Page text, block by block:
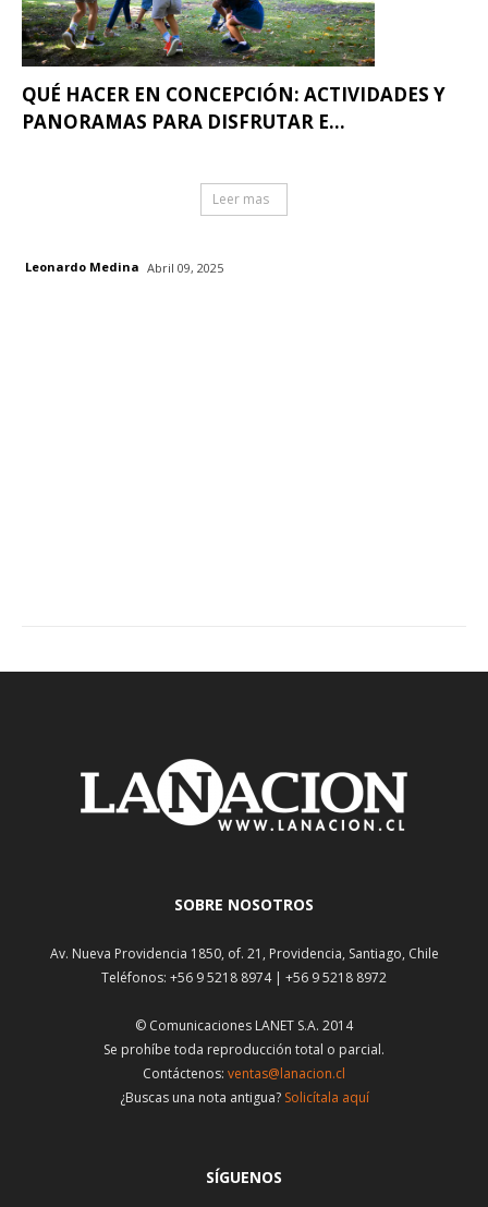
QUÉ HACER EN CONCEPCIÓN: ACTIVIDADES Y
PANORAMAS PARA DISFRUTAR E...
Leer mas
Leonardo Medina Abril 09, 2025
SOBRE NOSOTROS
Av. Nueva Providencia 1850, of. 21, Providencia, Santiago, Chile
Teléfonos: +56 9 5218 8974 | +56 9 5218 8972
© Comunicaciones LANET S.A. 2014
Se prohíbe toda reproducción total o parcial.
Contáctenos: ventas@lanacion.cl
¿Buscas una nota antigua? Solicítala aquí
SÍGUENOS